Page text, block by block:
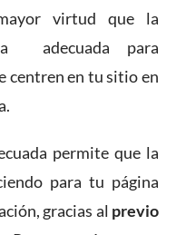
virtud que la
adecuada para
centren en tu sitio en
permite que la
para tu página
gracias al previo